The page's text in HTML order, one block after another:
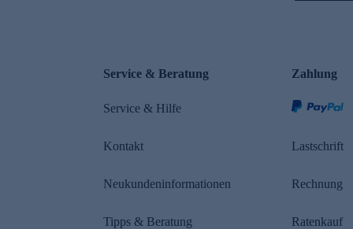
Service & Beratung
Service & Hilfe
Kontakt
Neukundeninformationen
Tipps & Beratung
Zahlung
Lastschrift
Rechnung
Ratenkauf